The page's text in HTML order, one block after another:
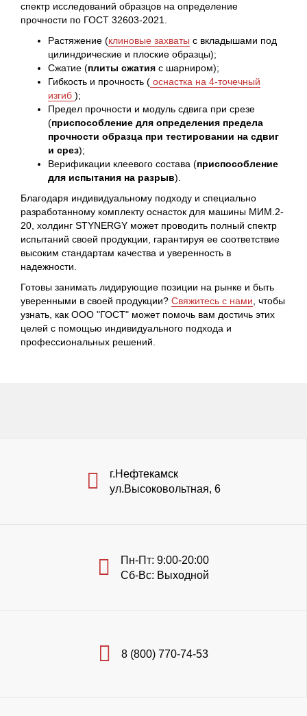
спектр исследований образцов на определение
прочности по ГОСТ 32603-2021.
Растяжение (клиновые захваты с вкладышами под
цилиндрические и плоские образцы);
Сжатие (плиты сжатия с шарниром);
Гибкость и прочность ( оснастка на 4-точечный
изгиб );
Предел прочности и модуль сдвига при срезе
(приспособление для определения предела
прочности образца при тестировании на сдвиг
и срез);
Верификации клеевого состава (приспособление
для испытания на разрыв).
Благодаря индивидуальному подходу и специально
разработанному комплекту оснасток для машины МИМ.2-
20, холдинг STYNERGY может проводить полный спектр
испытаний своей продукции, гарантируя ее соответствие
высоким стандартам качества и уверенность в
надежности.
Готовы занимать лидирующие позиции на рынке и быть
уверенными в своей продукции? Свяжитесь с нами , чтобы
узнать, как ООО "ГОСТ" может помочь вам достичь этих
целей с помощью индивидуального подхода и
профессиональных решений.
г.Нефтекамск
ул.Высоковольтная, 6
Пн-Пт: 9:00-20:00
Сб-Вс: Выходной
8 (800) 770-74-53